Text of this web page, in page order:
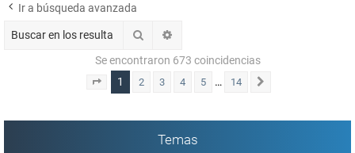
Ir a búsqueda avanzada
Buscar
Se encontraron 673 coincidencias
Página 1de 14
1 2 3 4 5 … 14
Temas